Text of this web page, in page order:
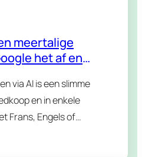
meertalige
het af en
via AI is een slimme
en in enkele
Frans, Engels of
doelgroep